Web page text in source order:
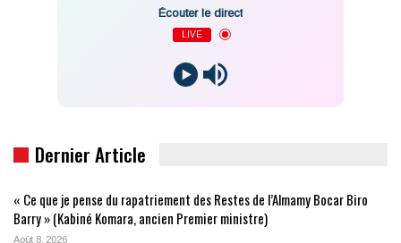
Écouter le direct
LIVE
Dernier Article
« Ce que je pense du rapatriement des Restes de l’Almamy Bocar Biro
Barry » (Kabiné Komara, ancien Premier ministre)
Août 8, 2026